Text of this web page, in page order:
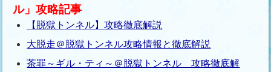
ル」攻略記事
【脱獄トンネル】攻略徹底解説
大脱走＠脱獄トンネル攻略情報と徹底解説
茶罪～ギル・ティ～＠脱獄トンネル 攻略徹底解